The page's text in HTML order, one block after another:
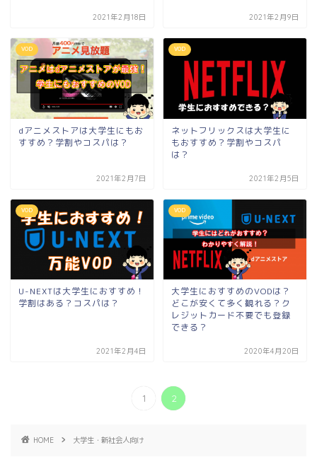
2021年2月18日 2021年2月9日
VOD
dアニメストアは大学生にもお
すすめ？学割やコスパは？
2021年2月7日
VOD
ネットフリックスは大学生に
もおすすめ？学割やコスパ
は？
2021年2月5日
VOD
U-NEXTは大学生におすすめ！
学割はある？コスパは？
2021年2月4日
VOD
大学生におすすめのVODは？
どこが安くて多く観れる？ク
レジットカード不要でも登録
できる？
2020年4月20日
1 2
HOME 大学生・新社会人向け